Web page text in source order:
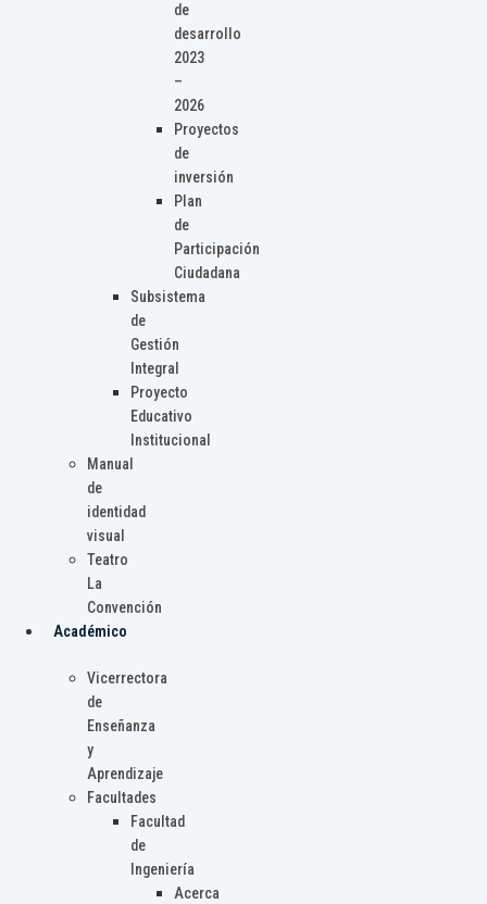
de
desarrollo
2023
–
2026
Proyectos
de
inversión
Plan
de
Participación
Ciudadana
Subsistema
de
Gestión
Integral
Proyecto
Educativo
Institucional
Manual
de
identidad
visual
Teatro
La
Convención
Académico
Vicerrectora
de
Enseñanza
y
Aprendizaje
Facultades
Facultad
de
Ingeniería
Acerca